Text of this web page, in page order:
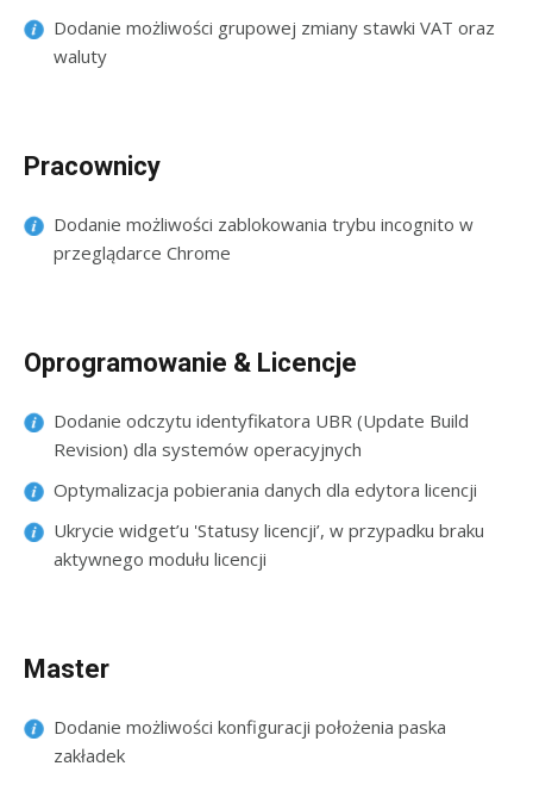
Dodanie możliwości grupowej zmiany stawki VAT oraz
waluty
Pracownicy
Dodanie możliwości zablokowania trybu incognito w
przeglądarce Chrome
Oprogramowanie & Licencje
Dodanie odczytu identyfikatora UBR (Update Build
Revision) dla systemów operacyjnych
Optymalizacja pobierania danych dla edytora licencji
Ukrycie widget’u 'Statusy licencji’, w przypadku braku
aktywnego modułu licencji
Master
Dodanie możliwości konfiguracji położenia paska
zakładek